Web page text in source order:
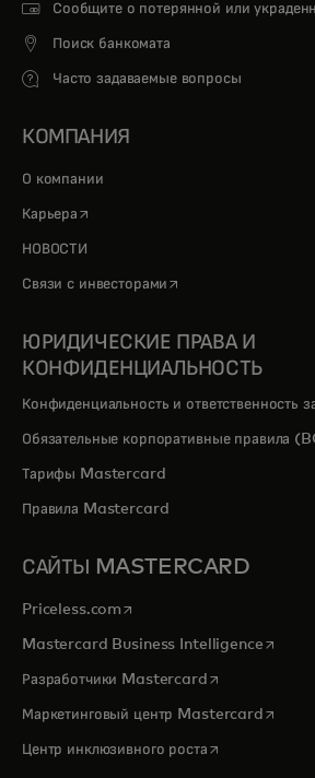
Сообщите о потерянной или
Поиск банкомата
Часто задаваемые вопросы
КОМПАНИЯ
О компании
Карьера opens in a new tab
НОВОСТИ
Связи с инвесторами opens in a new tab
ЮРИДИЧЕСКИЕ ПРАВА И
КОНФИДЕНЦИАЛЬНОСТЬ
Конфиденциальность и ответственность
Обязательные корпоративные правила
Тарифы Mastercard
Правила Mastercard
САЙТЫ MASTERCARD
Priceless.com opens in a new tab
Mastercard Business Intelligenceopens
Разработчики Mastercardopens in a new
Маркетинговый центр Mastercardopens
Центр инклюзивного ростаopens in a new